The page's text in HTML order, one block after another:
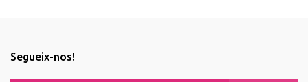
Segueix-nos!